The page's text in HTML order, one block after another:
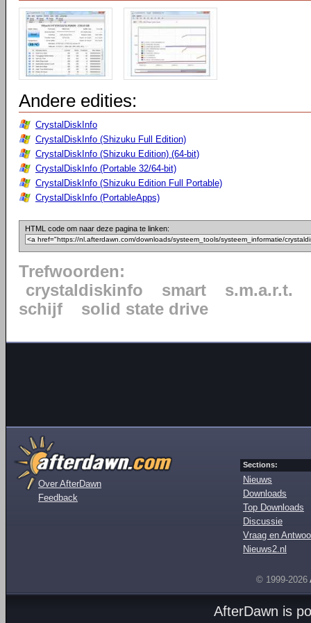
Andere edities:
CrystalDiskInfo
CrystalDiskInfo (Shizuku Full Edition)
CrystalDiskInfo (Shizuku Edition) (64-bit)
CrystalDiskInfo (Portable 32/64-bit)
CrystalDiskInfo (Shizuku Edition Full Portable)
CrystalDiskInfo (PortableApps)
HTML code om naar deze pagina te linken:
Trefwoorden:
crystaldiskinfo
smart
s.m.a.r.t.
schijf
solid state drive
Over AfterDawn
Feedback
Sections:
Nieuws
Downloads
Top Downloads
Discussie
Vraag en
Nieuws2.nl
© 1999-2026
AfterDawn is